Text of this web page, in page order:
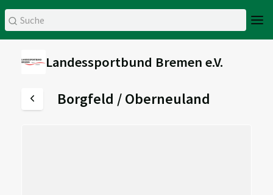
Landessportbund Bremen e.V.
Borgfeld / Oberneuland